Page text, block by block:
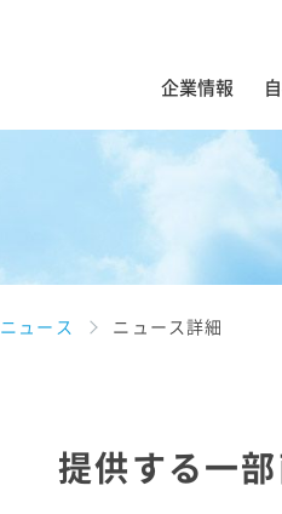
企業情報
ニュース ニュース詳細
提供する一